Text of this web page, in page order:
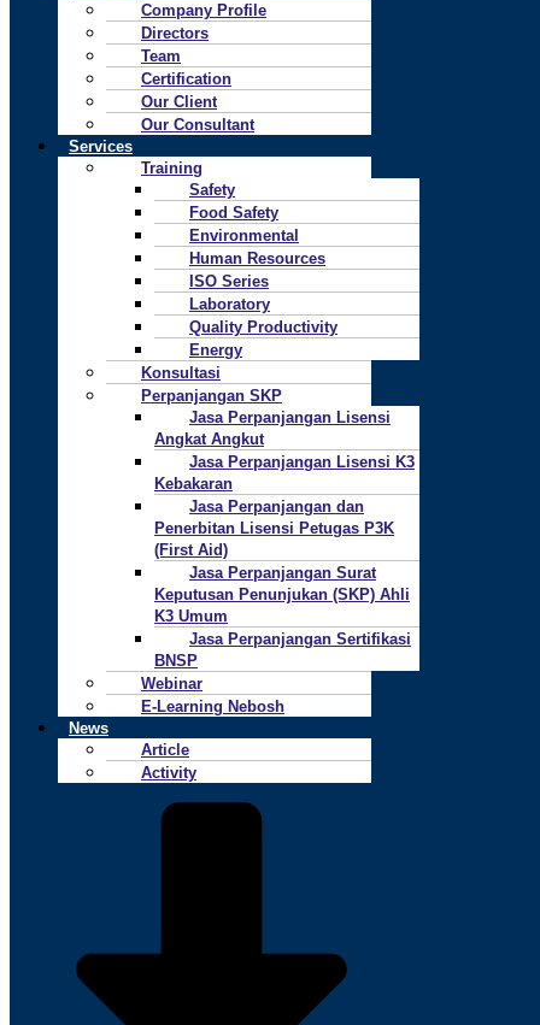
Company Profile
Directors
Team
Certification
Our Client
Our Consultant
Services
Training
Safety
Food Safety
Environmental
Human Resources
ISO Series
Laboratory
Quality Productivity
Energy
Konsultasi
Perpanjangan SKP
Jasa Perpanjangan Lisensi
Angkat Angkut
Jasa Perpanjangan Lisensi K3
Kebakaran
Jasa Perpanjangan dan
Penerbitan Lisensi Petugas P3K
(First Aid)
Jasa Perpanjangan Surat
Keputusan Penunjukan (SKP) Ahli
K3 Umum
Jasa Perpanjangan Sertifikasi
BNSP
Webinar
E-Learning Nebosh
News
Article
Activity